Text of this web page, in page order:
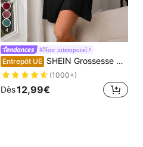
4
#Noir intemporel
Entrepôt UE SHEIN Grossesse Robe Unicolore Allaitement Détail
(1000+)
Dès12,99€